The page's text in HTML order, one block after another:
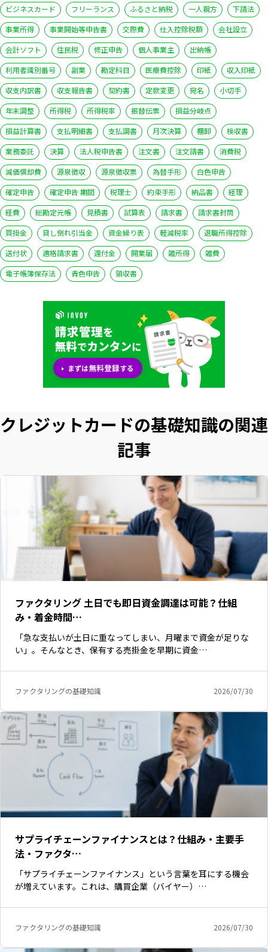
ビジネスカード フリーランス ふるさと納税 一人親方
下請法
事業所得
事業開始等申告書 交際費 仕入控除税額
会社設立
会計ソフト
住民税 修正申告 個人事業主
出納帳
利用者識別番号
副業 勘定科目 医療費控除 印紙
収入印紙
収支内訳書
収支報告書 契約書 定款変更 宛名
小切手
年末調整
所得税 所得税率 振替伝票
損益分岐点
損益計算書
支払明細書 支払調書 月次決算 棚卸
検収書
業務委託
決算 法人税申告書 注文書 注文請書
消費税
減価償却費
源泉徴収 源泉徴収票 為替手形
白色申告
確定申告
確定申告 期間 税理士 約束手形 納品書
経理
経費
総勘定元帳 見積書 試算表 請求書
請求書封筒
買掛金
貸し倒れ引当金 資金繰り表 軽減税率
退職所得控除
送付状
適格請求書 還付金 開業届 雑所得
雑費
電子帳簿保存法
青色申告 領収書
クレジットカードの基礎知識の関連
記事
ファクタリング 土日でも即日資金調達は可能？仕組
み・着金時間…
「急な支払いが土日に重なってしまい、月曜まで資金が足りな
い」。そんなとき、保有する売掛金を早期に資金…
ファクタリングの基礎知識 2026/07/30
サプライチェーンファイナンスとは？仕組み・主要手
法・ファクタ…
「サプライチェーンファイナンス」という言葉を耳にする機会
が増えています。これは、購買企業（バイヤー）…
ファクタリングの基礎知識 2026/07/30